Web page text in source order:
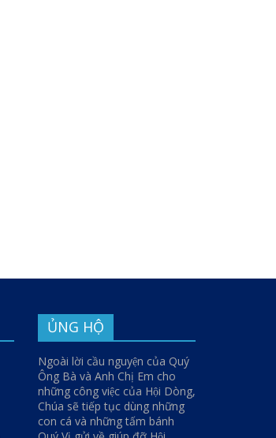
ỦNG HỘ
Ngoài lời cầu nguyện của Quý
Ông Bà và Anh Chị Em cho
những công việc của Hội Dòng,
Chúa sẽ tiếp tục dùng những
con cá và những tấm bánh